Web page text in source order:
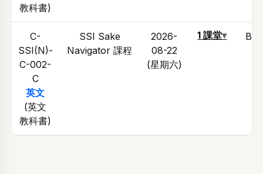
教科書)
C-
SSI(N)-
C-002-
C
英文
(英文
教科書)
SSI Sake
Navigator 課程
2026-
08-22
(星期六)
1 課堂▾